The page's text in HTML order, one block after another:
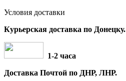
Условия доставки
Курьерская доставка по Донецку.
1-2 часа
Доставка Почтой по ДНР, ЛНР.